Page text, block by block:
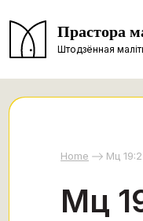
Прастора
Штодзённая
Home Мц
Мц